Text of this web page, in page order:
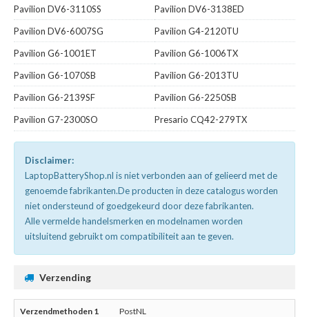
Pavilion DV6-3110SS
Pavilion DV6-3138ED
Pavilion DV6-6007SG
Pavilion G4-2120TU
Pavilion G6-1001ET
Pavilion G6-1006TX
Pavilion G6-1070SB
Pavilion G6-2013TU
Pavilion G6-2139SF
Pavilion G6-2250SB
Pavilion G7-2300SO
Presario CQ42-279TX
Disclaimer:
LaptopBatteryShop.nl is niet verbonden aan of gelieerd met de
genoemde fabrikanten.De producten in deze catalogus worden
niet ondersteund of goedgekeurd door deze fabrikanten.
Alle vermelde handelsmerken en modelnamen worden
uitsluitend gebruikt om compatibiliteit aan te geven.
Verzending
PostNL